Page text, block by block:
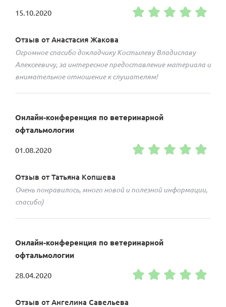
15.10.2020
Отзыв от Анастасия Жакова
Огромное спасибо докладчику Костылеву Владиславу
Алексеевичу, за интересное предоставление материала и
внимательное отношение к слушателям!
Онлайн-конференция по ветеринарной
офтальмологии
01.08.2020
Отзыв от Татьяна Копшева
Очень понравилось, много новой и полезной информации,
спасибо)
Онлайн-конференция по ветеринарной
офтальмологии
28.04.2020
Отзыв от Ангелина Савельева